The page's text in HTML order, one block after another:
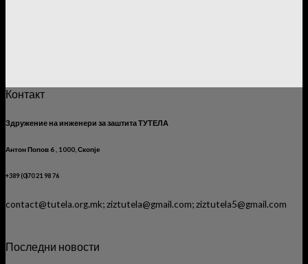
Контакт
Здружение на инженери за заштита ТУТЕЛА
Антон Попов 6 , 1000, Скопје
+389 (0)70 21 98 76
contact@tutela.org.mk; ziztutela@gmail.com; ziztutela5@gmail.com
Последни новости